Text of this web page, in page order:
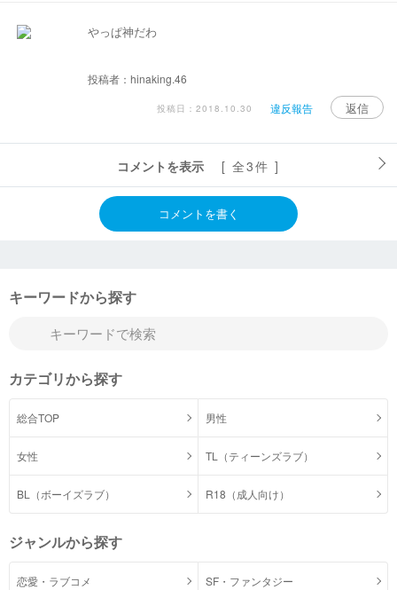
やっぱ神だわ
投稿者：hinaking.46
投稿日：2018.10.30 違反報告 返信
コメントを表示 [ 全3件 ]
コメントを書く
キーワードから探す
カテゴリから探す
総合TOP 男性
女性 TL（ティーンズラブ）
BL（ボーイズラブ） R18（成人向け）
ジャンルから探す
恋愛・ラブコメ SF・ファンタジー